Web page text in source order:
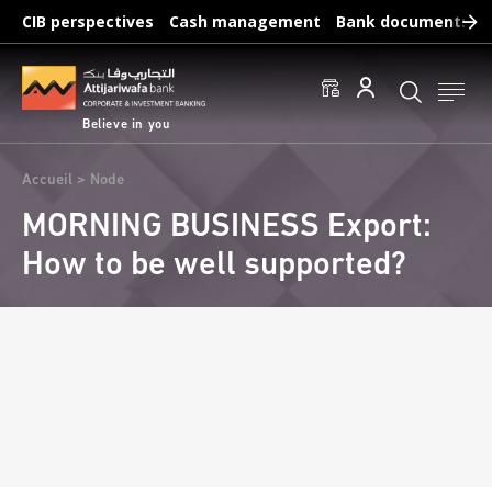
Skip
main
content
CIB perspectives Cash management Bank documents
Believe in you
Breadcrumb
Accueil Node
MORNING BUSINESS Export:
How to be well supported?
Frequent searches :
Access to accounts Make a transfert Edit a RIB